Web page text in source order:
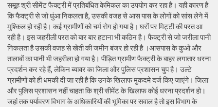
समूह श्री सीमेंट फैक्ट्री में प्रतिबंधित केमिकल का उपयोग कर रहा है। यही कारण है
कि फैक्ट्री से जो धुंआ निकलता है, उसकी वजह से आस पास के लोगों को सांस लेने में
मुश्किल हो रही है। कई ग्रामीणों को चर्म रोग हो गया है। घरों पर मिट्टी की परत आ
रही है। इस जहरीली परत को बार बार हटाना भी कठिन है। फैक्ट्री से जो जरीला पानी
निकलता है उसकी वजह से खेती की जमीन बंजर हो रही है ।आसपास के कुओं और
तालाबों का पानी भी जहरीला हो गया है। पीड़ित ग्रामीण फैक्ट्री के बाहर लगातार धरना
प्रदर्शन कर रहे हैं, लेकिन ब्यावर का जिला और पुलिस प्रशासन चुप है। उल्टे
ग्रामीणों को ही धमकी दी जा रही है कि उनके खिलाफ मुकदमे दर्ज किए जाएंगे। जिला
और पुलिस प्रशासन नहीं चाहता कि श्री सीमेंट के खिलाफ कोई धरना प्रदर्शन हो।
जहां तक पर्यावरण विभाग के अधिकारियों की भूमिका पर सवाल है तो इस विभाग के